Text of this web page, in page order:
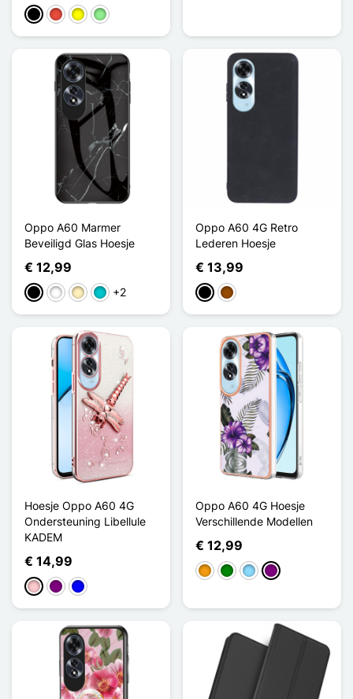
ZwartRoodGeelLichtgroen
Oppo A60 Marmer
Beveiligd Glas Hoesje
€ 12,99
ZwartWit GoldenTurkoois
+2
Oppo A60 4G Retro
Lederen Hoesje
€ 13,99
ZwartBruin
Hoesje Oppo A60 4G
Ondersteuning Libellule
KADEM
€ 14,99
RozePurperBlauw
Oppo A60 4G Hoesje
Verschillende Modellen
€ 12,99
OranjeGroenLicht Blauw
Purper